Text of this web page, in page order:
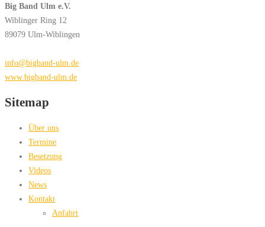
Big Band Ulm e.V.
Wiblinger Ring 12
89079 Ulm-Wiblingen
info@bigband-ulm.de
www.bigband-ulm.de
Sitemap
Über uns
Termine
Besetzung
Videos
News
Kontakt
Anfahrt